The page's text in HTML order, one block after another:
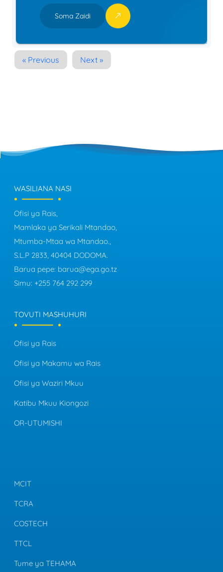
Soma Zaidi
« Previous Next »
WASILIANA NASI
Ofisi ya Rais,
Mamlaka ya Serikali Mtandao,
Mtumba-Mtaa wa Mtandao.,
S.L.P 2833, 40404 DODOMA.
Barua pepe: barua@ega.go.tz
Simu: +255 764 292 299
TOVUTI MASHUHURI
Ofisi ya Rais
Ofisi ya Makamu wa Rais
Ofisi ya Waziri Mkuu
Katibu Mkuu Kiongozi
OR-UTUMISHI
MCIT
TCRA
COSTECH
TTCL
Tume ya TEHAMA